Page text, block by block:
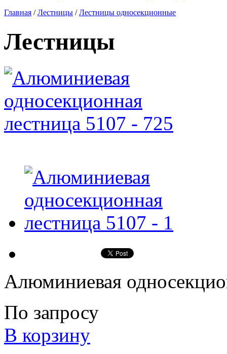
Главная /Лестницы /Лестницы односекционные
Лестницы
Алюминиевая
По запросу
В корзину